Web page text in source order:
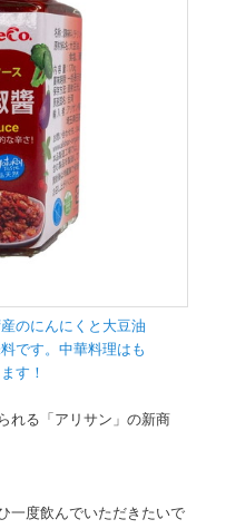
のにんにくと大豆油
です。中華料理はも
す！
れる「アリサン」の新商
一度飲んでいただきたいで